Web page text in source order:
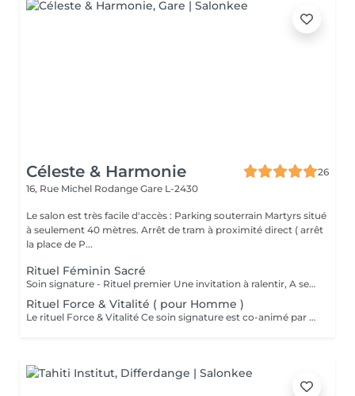
Céleste & Harmonie
26
16, Rue Michel Rodange Gare L-2430
Le salon est très facile d'accès : Parking souterrain Martyrs situé
à seulement 40 mètres. Arrêt de tram à proximité direct ( arrêt
la place de P...
Rituel Féminin Sacré
Soin signature - Rituel premier Une invitation à ralentir, A se reconnecter à son corps, A sa féminité, Et à sa profondeur intérieure. Le Rituel Féminin Sacré est un massage émotionnel réconfortant et enveloppant, aux manuvres lentes et ondulantes, conçu comme un véritable voyage intérieur. Ce soin signature est co-animé par deux expertes: ' Une praticienne en massage bien-être ' Une sophrologue certifiée Pour une approche globale du corps, des émotions et de la conscience. Une huile neutre naturelle accompagne le rituel pour sublimer la peau et soutenir la dimension symbolique du soin . Le rituel se clôture par un accueil des ressentis et échange. Pour toute information complémentaire ou réservation ce soin , je vous invite à me contacter.
Rituel Force & Vitalité ( pour Homme )
Le rituel Force & Vitalité Ce soin signature est co-animé par deux expertes: ' Une praticienne en massage bien-être ' Une sophrologue certifiée Pour une approche globale du corps, des émotions et de la conscience. C'est un soin global qui agit à la fois sur le corps et l'esprit. Il associe des techniques de massage profondes pour libérer les tensions et relancer l'énergie, à des exercices de respiration et de relaxation guidée pour apaiser le mental et renforcer l'ancrage. Cette synergie unique permet de retrouver force, équilibre intérieur et clarté, tout en offrant une sensation durable de bien-être et de vitalité. Pour toute information complémentaire ou réservation ce soin , je vous invite à me contacter.